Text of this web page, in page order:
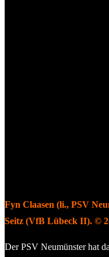
Fyn Claasen (li., PSV
Seitz (VfB Lübeck II). ©
Der PSV Neumünster hat